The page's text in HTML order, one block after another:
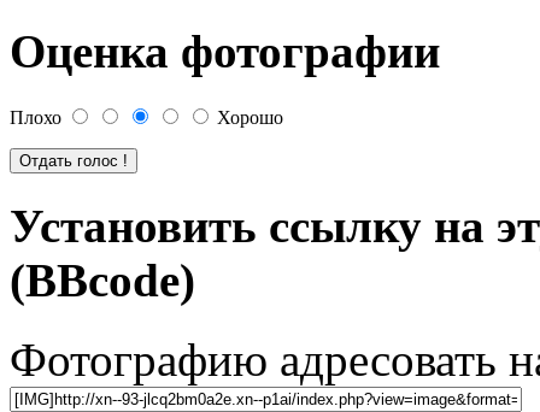
Оценка фотографии
Плохо Хорошо
Установить ссылку на
(BBcode)
Фотографию адресовать